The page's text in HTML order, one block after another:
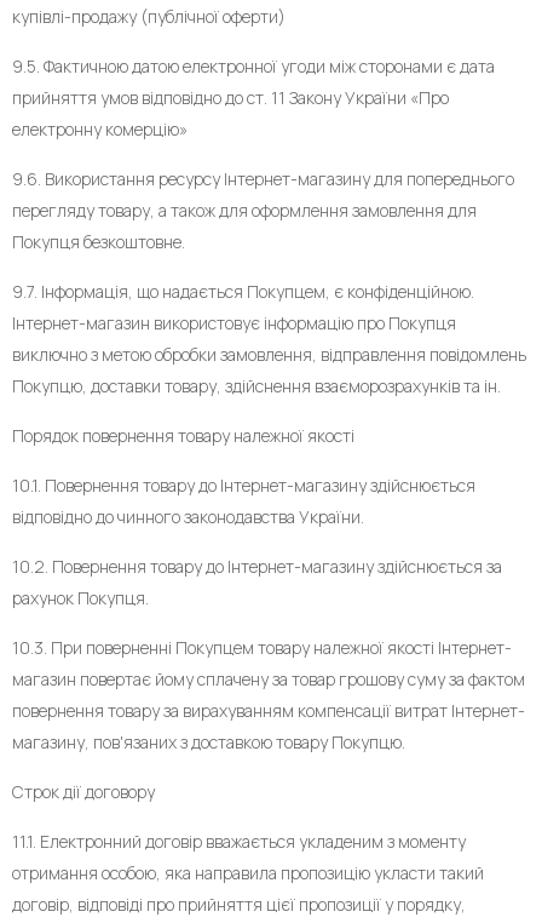
купівлі-продажу (публічної оферти)
9.5. Фактичною датою електронної угоди між сторонами є дата
прийняття умов відповідно до ст. 11 Закону України «Про
електронну комерцію»
9.6. Використання ресурсу Інтернет-магазину для попереднього
перегляду товару, а також для оформлення замовлення для
Покупця безкоштовне.
9.7. Інформація, що надається Покупцем, є конфіденційною.
Інтернет-магазин використовує інформацію про Покупця
виключно з метою обробки замовлення, відправлення повідомлень
Покупцю, доставки товару, здійснення взаєморозрахунків та ін.
Порядок повернення товару належної якості
10.1. Повернення товару до Інтернет-магазину здійснюється
відповідно до чинного законодавства України.
10.2. Повернення товару до Інтернет-магазину здійснюється за
рахунок Покупця.
10.3. При поверненні Покупцем товару належної якості Інтернет-
магазин повертає йому сплачену за товар грошову суму за фактом
повернення товару за вирахуванням компенсації витрат Інтернет-
магазину, пов'язаних з доставкою товару Покупцю.
Строк дії договору
11.1. Електронний договір вважається укладеним з моменту
отримання особою, яка направила пропозицію укласти такий
договір, відповіді про прийняття цієї пропозиції у порядку,